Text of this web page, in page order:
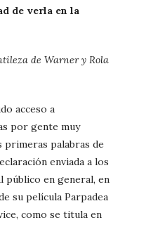
de verla en la
de Warner y Rola
acceso a
por gente muy
primeras palabras de
enviada a los
público en general, en
su película Parpadea
como se titula en